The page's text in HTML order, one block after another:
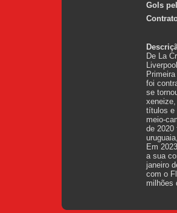
Gols
De La
foi
se
títulos e
meio-
de 2020
Em
a sua
janeiro
com o
milhões